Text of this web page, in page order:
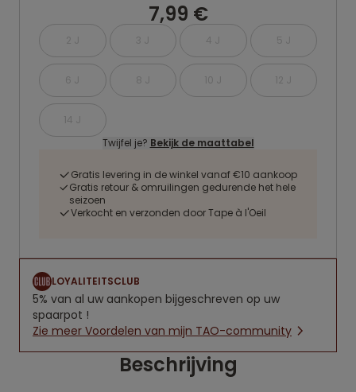
7,99 €
2 J 3 J 4 J 5 J
6 J 8 J 10 J 12 J
14 J
Twijfel je? Bekijk de maattabel
Gratis levering in de winkel vanaf €10 aankoop
Gratis retour & omruilingen gedurende het hele
seizoen
Verkocht en verzonden door Tape à l'Oeil
LOYALITEITSCLUB
5% van al uw aankopen bijgeschreven op uw
spaarpot !
Zie meer Voordelen van mijn TAO-community
Beschrijving